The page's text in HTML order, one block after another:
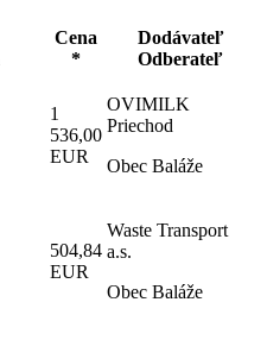
Cena
*
Dodávateľ
Odberateľ
1
536,00
EUR
OVIMILK
Priechod
Obec Baláže
504,84
EUR
Waste Transport
a.s.
Obec Baláže